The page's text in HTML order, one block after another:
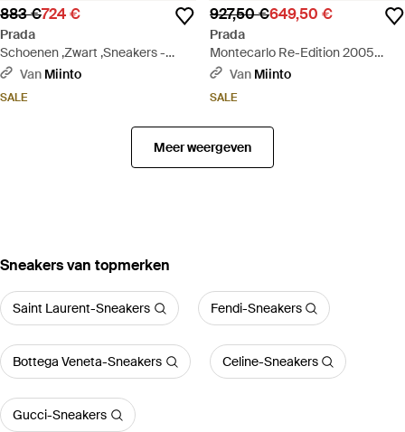
883 €724 €
Prada
Schoenen ,Zwart ,Sneakers -
Zwart
Van Miinto
SALE
927,50 €649,50 €
Prada
Montecarlo Re-Edition 2005
Sneakers - Wit
Van Miinto
SALE
Meer weergeven
‪Sneakers‬ van topmerken
Saint Laurent-Sneakers Fendi-Sneakers
Bottega Veneta-Sneakers Celine-Sneakers
Gucci-Sneakers